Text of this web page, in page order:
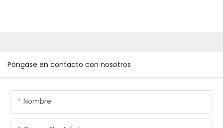
Póngase en contacto con nosotros
Nombre